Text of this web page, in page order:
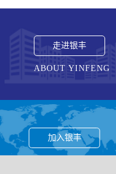
走进银丰
ABOUT YINFENG
加入银丰